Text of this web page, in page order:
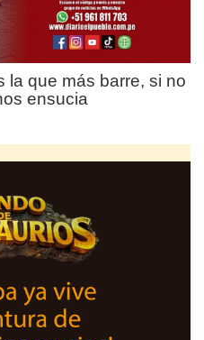
la que más barre, si no
ensucia